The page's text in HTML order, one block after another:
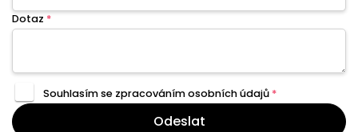
Dotaz *
Souhlasím se zpracovánímosobních údajů *
Odeslat